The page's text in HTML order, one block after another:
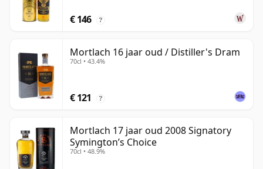
€ 146 ?
Mortlach 16 jaar oud / Distiller's Dram
70cl • 43.4%
€ 121 ?
Mortlach 17 jaar oud 2008 Signatory
Symington’s Choice
70cl • 48.9%